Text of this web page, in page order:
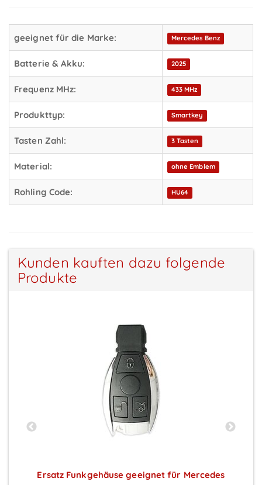
geeignet für die Marke: Mercedes Benz
Batterie & Akku: 2025
Frequenz MHz: 433 MHz
Produkttyp: Smartkey
Tasten Zahl: 3 Tasten
Material: ohne Emblem
Rohling Code: HU64
Kunden kauften dazu folgende
Produkte
Ersatz Funkgehäuse geeignet für Mercedes